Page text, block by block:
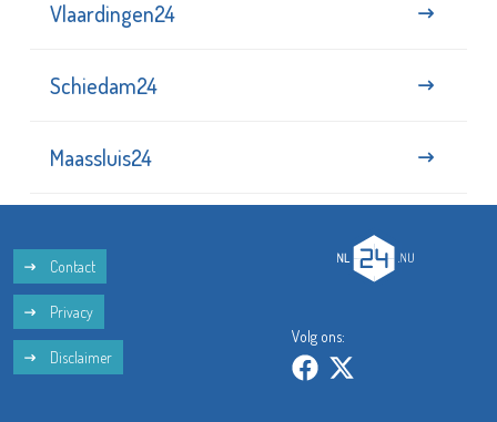
Vlaardingen24
Schiedam24
Maassluis24
Contact
Privacy
Disclaimer
Volg ons: